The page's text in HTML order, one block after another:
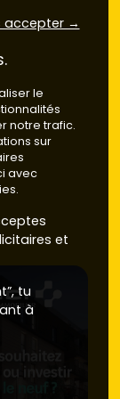
marchélocal
des finitions.
:
(2 à 3
se
chauffage,
accepter →
le
notre trafic.
sur
avec
et
tu
à